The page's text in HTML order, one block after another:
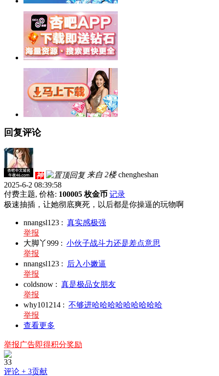
回复评论
神 来自 2楼 chengheshan
2025-6-2 08:39:58
付费主题, 价格: 100005 枚金币 记录
极速抽插，让她彻底爽死，以后都是你操逼的玩物啊
nnangsl123 : 真实感极强
举报
大脚丫999 : 小伙子战斗力还是差点意思
举报
nnangsl123 :
后入小嫩逼
举报
coldsnow : 真是极品女朋友
举报
why101214 : 不够进哈哈哈哈哈哈哈哈哈
举报
查看更多
举报广告即得积分奖励
33
评论 + 3贡献